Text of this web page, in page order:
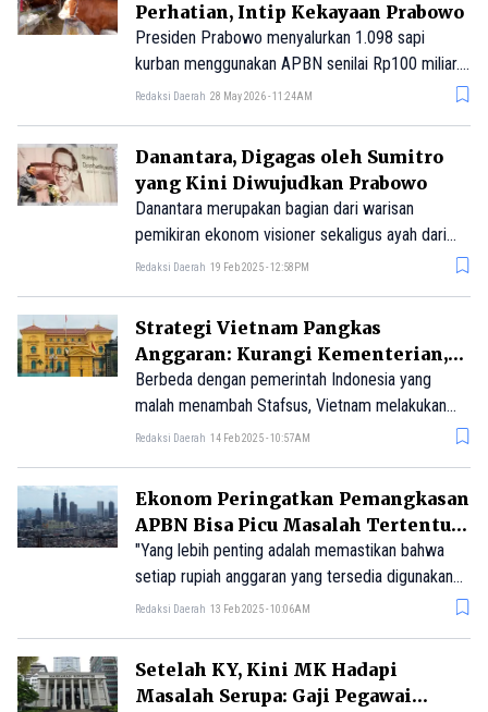
Perhatian, Intip Kekayaan Prabowo
Presiden Prabowo menyalurkan 1.098 sapi
kurban menggunakan APBN senilai Rp100 miliar.
Di saat bersamaan, harta pribadinya tercatat lebih
Redaksi Daerah 28 May 2026 - 11:24AM
Danantara, Digagas oleh Sumitro
yang Kini Diwujudkan Prabowo
Danantara merupakan bagian dari warisan
pemikiran ekonom visioner sekaligus ayah dari
Prabowo, yakni Sumitro Djojohadikusumo pada
untuk kepentingan investasi nasional.
Redaksi Daerah 19 Feb 2025 - 12:58PM
Strategi Vietnam Pangkas
Anggaran: Kurangi Kementerian,
Tingkatkan Efisiensi
Berbeda dengan pemerintah Indonesia yang
malah menambah Stafsus, Vietnam melakukan
efisiensi anggaran dengan memotong jumlah
Redaksi Daerah 14 Feb 2025 - 10:57AM
Ekonom Peringatkan Pemangkasan
APBN Bisa Picu Masalah Tertentu,
Waspada!
"Yang lebih penting adalah memastikan bahwa
setiap rupiah anggaran yang tersedia digunakan
dengan optimal untuk mendorong pertumbuhan
Redaksi Daerah 13 Feb 2025 - 10:06AM
Setelah KY, Kini MK Hadapi
Masalah Serupa: Gaji Pegawai